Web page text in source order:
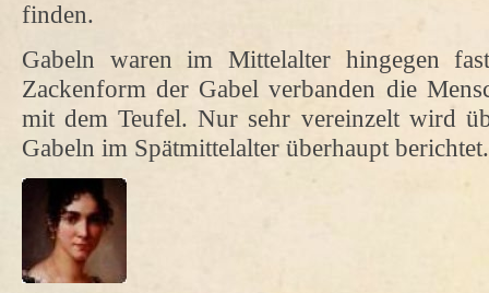
finden.
Gabeln waren im Mittelalter hingegen
Zackenform der Gabel verbanden die
mit dem Teufel. Nur sehr vereinzelt wird
Gabeln im Spätmittelalter überhaupt berichtet.